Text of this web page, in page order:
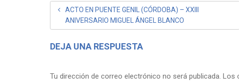
NAVEGACIÓN
DE
ENTRADAS
ACTO EN PUENTE GENIL (CÓRDOBA) – XXIII
ANIVERSARIO MIGUEL ÁNGEL BLANCO
DEJA UNA RESPUESTA
Tu dirección de correo electrónico no será publicada. Los